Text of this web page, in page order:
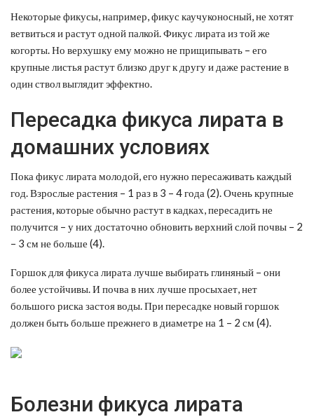
Некоторые фикусы, например, фикус каучуконосный, не хотят
ветвиться и растут одной палкой. Фикус лирата из той же
когорты. Но верхушку ему можно не прищипывать – его
крупные листья растут близко друг к другу и даже растение в
один ствол выглядит эффектно.
Пересадка фикуса лирата в
домашних условиях
Пока фикус лирата молодой, его нужно пересаживать каждый
год. Взрослые растения – 1 раз в 3 – 4 года (2). Очень крупные
растения, которые обычно растут в кадках, пересадить не
получится – у них достаточно обновить верхний слой почвы – 2
– 3 см не больше (4).
Горшок для фикуса лирата лучше выбирать глиняный – они
более устойчивы. И почва в них лучше просыхает, нет
большого риска застоя воды. При пересадке новый горшок
должен быть больше прежнего в диаметре на 1 – 2 см (4).
Болезни фикуса лирата